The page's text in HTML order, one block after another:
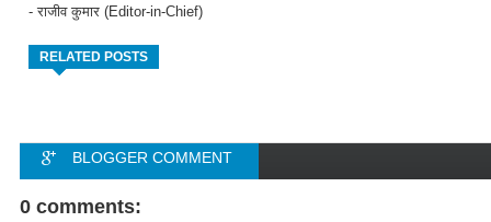
- राजीव कुमार (Editor-in-Chief)
RELATED POSTS
BLOGGER COMMENT
FACEBOOK COMMENT
0 comments: